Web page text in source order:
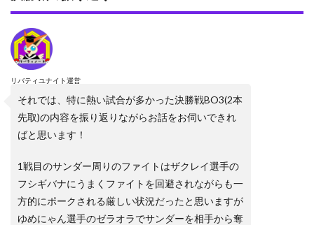
リバティユナイト運営
それでは、特に熱い試合が多かった決勝戦BO3(2本
先取)の内容を振り返りながらお話をお伺いできれ
ばと思います！
1戦目のサンダー周りのファイトはザクレイ選手の
フシギバナにうまくファイトを回避されながらも一
方的にポークされる厳しい状況だったと思いますが
ゆめにゃん選手のゼラオラでサンダーを相手から奪